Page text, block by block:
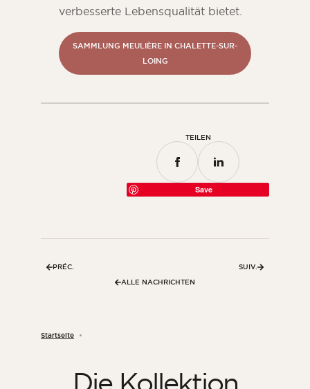
verbesserte Lebensqualität bietet.
SAMMLUNG MEULIÈRE IN CHALETTE-SUR-
LOING
TEILEN
Save
ALLE NACHRICHTEN
PRÉC. SUIV.
Startseite